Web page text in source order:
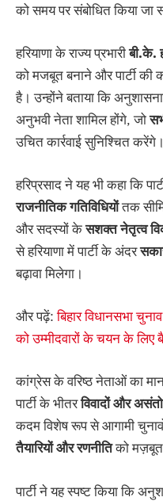
को समय पर संबोधित किया जा
हरियाणा के राज्य प्रभारीबी.के.
को मजबूत बनाने और पार्टी की
है। उन्होंने बताया कि
अनुभवी नेता शामिल होंगे, जो
उचित कार्रवाई सुनिश्चित करेंगे।
हरिप्रसाद ने यह भी कहा कि
राजनीतिकगतिविधियोंतक
और सदस्यों केसशक्तनेतृत्व
से हरियाणा में पार्टी के अंदर
बढ़ावा मिलेगा।
और पढ़ें:बिहार विधानसभा
को उम्मीदवारों के चयन के लिए
कांग्रेस के वरिष्ठ नेताओं का
पार्टी के भीतरविवादोंऔर
कदम विशेष रूप से आगामी
तैयारियोंऔररणनीतिको
पार्टी ने यह स्पष्ट किया कि